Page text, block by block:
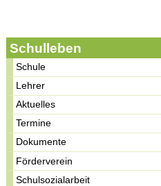
Schulleben
Schule
Lehrer
Aktuelles
Termine
Dokumente
Förderverein
Schulsozialarbeit